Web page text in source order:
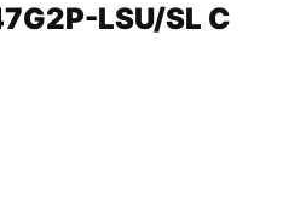
LSU/SL C